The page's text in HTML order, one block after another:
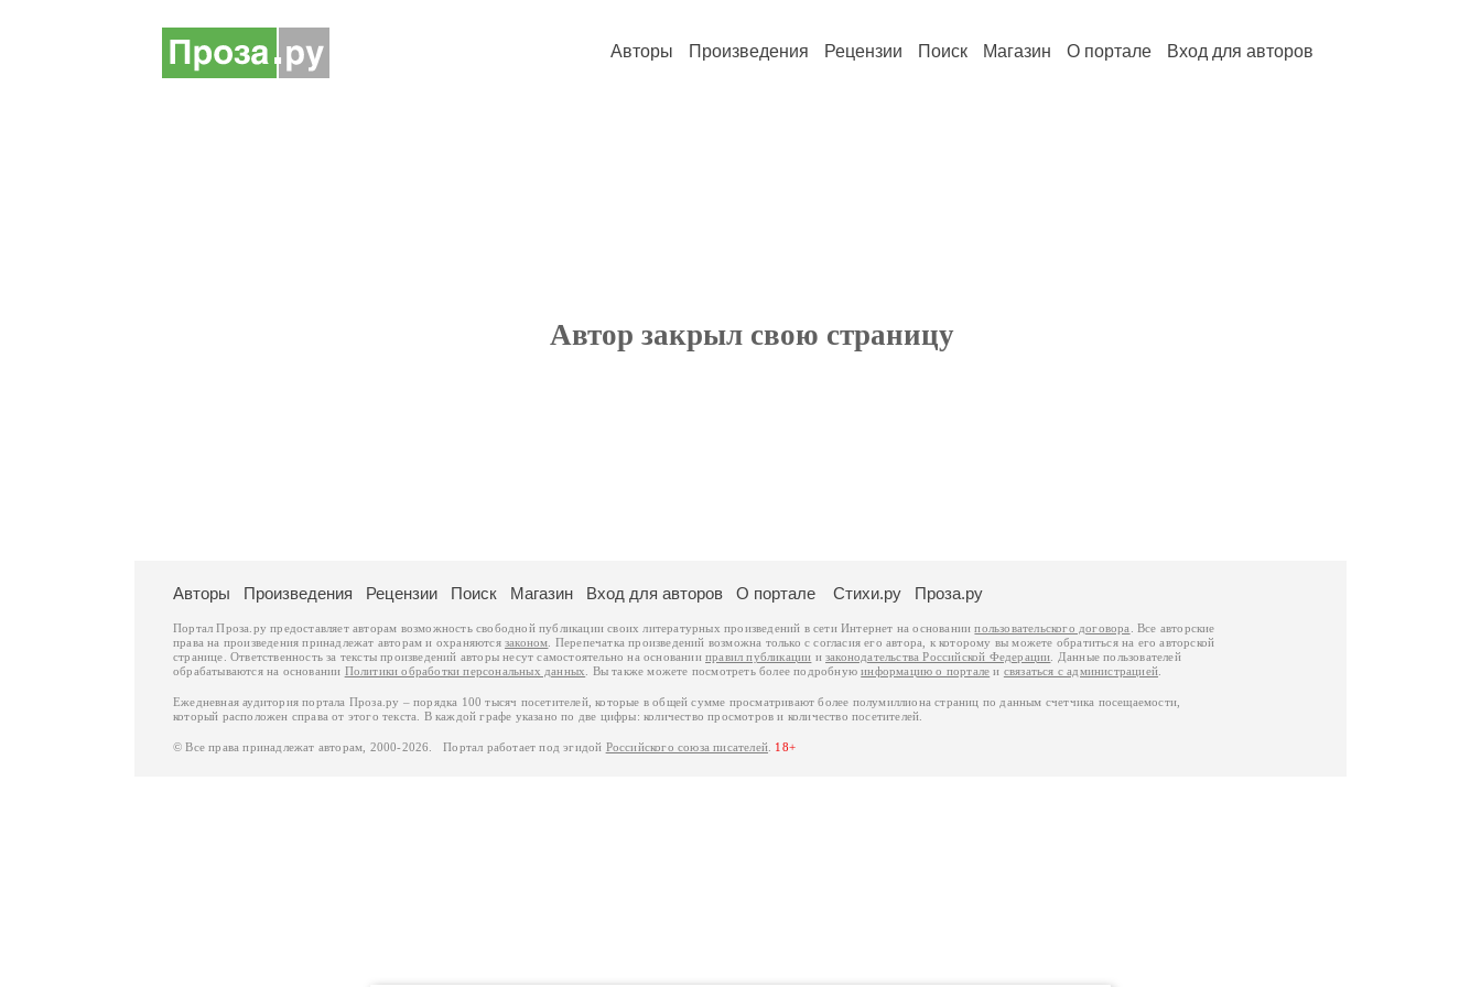
Авторы Произведения Рецензии Поиск Магазин О портале Вход для авторов
Автор закрыл свою страницу
Авторы Произведения Рецензии Поиск Магазин Вход для авторов О портале Стихи.ру Проза.ру
Портал Проза.ру предоставляет авторам возможность свободной публикации своих литературных произведений в сети Интернет на основаниипользовательского договора
. Все авторские
права на произведения принадлежат авторам и охраняются законом . Перепечатка произведений возможна только с согласия его автора, к которому вы можете обратиться на его авторской
странице. Ответственность за тексты произведений авторы несут самостоятельно на основанииправил публикации изаконодательства Российской Федерации . Данные пользователей
обрабатываются на основании Политики обработки персональных данных . Вы также можете посмотреть более подробнуюинформацию о портале и связаться с администрацией
Ежедневная аудитория портала Проза.ру – порядка 100 тысяч посетителей, которые в общей сумме просматривают более полумиллиона страниц по данным счетчика посещаемости,
который расположен справа от этого текста. В каждой графе указано по две цифры: количество просмотров и количество посетителей.
© Все права принадлежат авторам, 2000-2026. Портал работает под эгидой Российского союза писателей 18+